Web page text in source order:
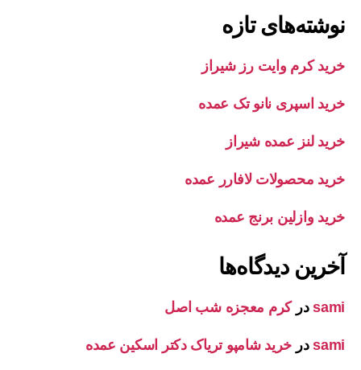
نوشته‌های تازه
خرید کرم وایت رز شیراز
خرید اسپری نانو تک عمده
خرید لنز عمده شیراز
خرید محصولات لافارر عمده
خرید وازلین برنج عمده
آخرین دیدگاه‌ها
samiدرکرم معجزه شب اصل
samiدر خرید شامپو تریاک دکتر اسکین عمده